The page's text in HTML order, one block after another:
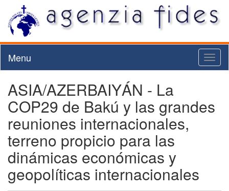
Menu
ASIA/AZERBAIYÁN - La
COP29 de Bakú y las grandes
reuniones internacionales,
terreno propicio para las
dinámicas económicas y
geopolíticas internacionales